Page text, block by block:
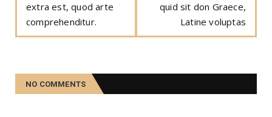
extra est, quod arte
comprehenditur.
quid sit don Graece,
Latine voluptas
NO COMMENTS